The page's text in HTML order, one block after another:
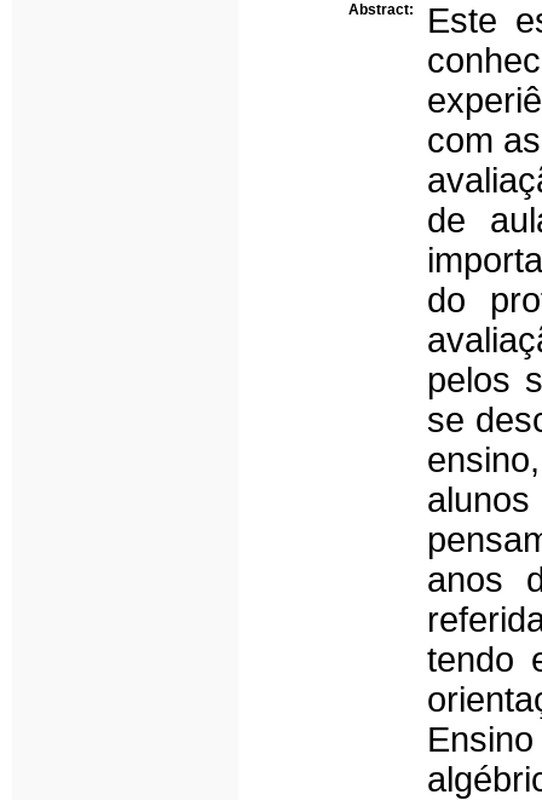
Abstract:
Este
com
de
do
pelos
se
anos
tendo